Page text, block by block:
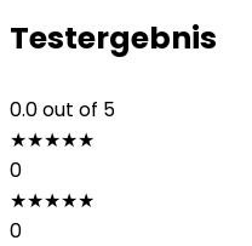
Testergebnis
0.0out of 5
★★★★★
0
★★★★★
0